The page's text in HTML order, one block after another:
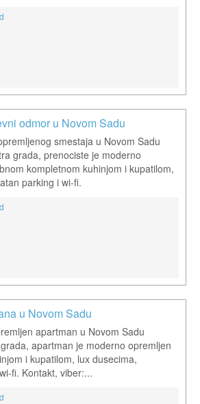
odmor u Novom Sadu
smestaja u Novom Sadu
grada, prenociste je moderno
kompletnom kuhinjom i kupatilom,
parking i wi-fi.
u Novom Sadu
apartman u Novom Sadu
apartman je moderno opremljen
i kupatilom, lux dusecima,
fi. Kontakt, viber:...